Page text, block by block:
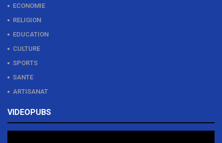
ECONOMIE
RELIGION
EDUCATION
CULTURE
SPORTS
SANTE
ARTISANAT
VIDEOPUBS